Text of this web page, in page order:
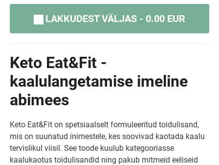
LAKKUDEST VÄLJAS - 0.00 EUR
Keto Eat&Fit -
kaalulangetamise imeline
abimees
Keto Eat&Fit on spetsiaalselt formuleeritud toidulisand,
mis on suunatud inimestele, kes soovivad kaotada kaalu
tervislikul viisil. See toode kuulub kategooriasse
kaalukaotus toidulisandid ning pakub mitmeid eeliseid